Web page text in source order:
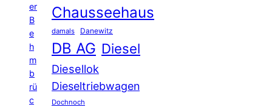
er
B
e
h
m
b
rü
c
Chausseehaus
damals Danewitz
DB AG Diesel
Diesellok
Dieseltriebwagen
Dochnoch